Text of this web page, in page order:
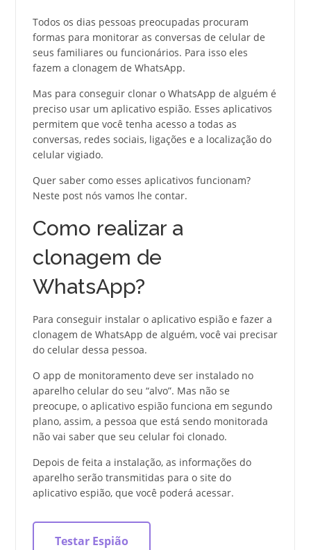
Todos os dias pessoas preocupadas procuram
formas para monitorar as conversas de celular de
seus familiares ou funcionários. Para isso eles
fazem a clonagem de WhatsApp.
Mas para conseguir clonar o WhatsApp de alguém é
preciso usar um aplicativo espião. Esses aplicativos
permitem que você tenha acesso a todas as
conversas, redes sociais, ligações e a localização do
celular vigiado.
Quer saber como esses aplicativos funcionam?
Neste post nós vamos lhe contar.
Como realizar a
clonagem de
WhatsApp?
Para conseguir instalar o aplicativo espião e fazer a
clonagem de WhatsApp de alguém, você vai precisar
do celular dessa pessoa.
O app de monitoramento deve ser instalado no
aparelho celular do seu “alvo”. Mas não se
preocupe, o aplicativo espião funciona em segundo
plano, assim, a pessoa que está sendo monitorada
não vai saber que seu celular foi clonado.
Depois de feita a instalação, as informações do
aparelho serão transmitidas para o site do
aplicativo espião, que você poderá acessar.
Testar Espião